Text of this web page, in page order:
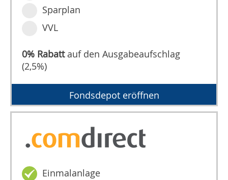
Sparplan
VVL
0% Rabattauf den Ausgabeaufschlag
(2,5%)
Fondsdepot eröffnen
Einmalanlage